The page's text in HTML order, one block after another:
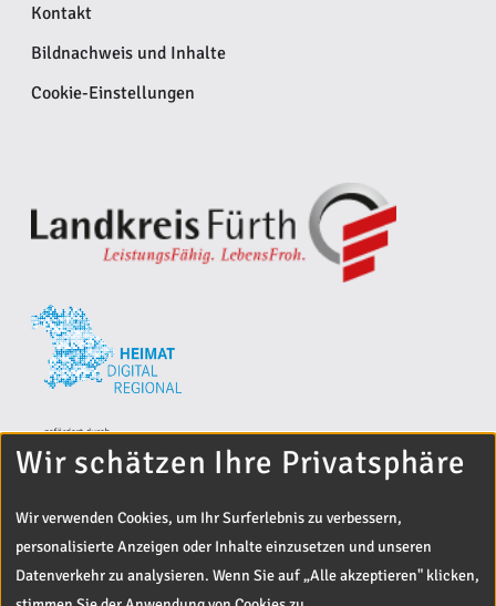
Kontakt
Bildnachweis und Inhalte
Cookie-Einstellungen
Wir schätzen Ihre Privatsphäre
Wir verwenden Cookies, um Ihr Surferlebnis zu verbessern,
personalisierte Anzeigen oder Inhalte einzusetzen und unseren
Datenverkehr zu analysieren. Wenn Sie auf „Alle akzeptieren" klicken,